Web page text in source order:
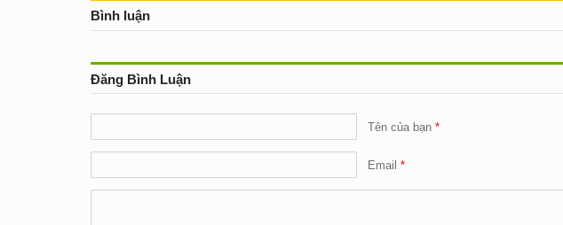
Bình luận
Đăng Bình Luận
Tên của bạn
Email